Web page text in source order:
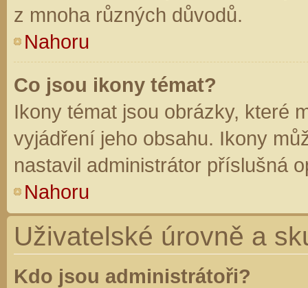
z mnoha různých důvodů.
Nahoru
Co jsou ikony témat?
Ikony témat jsou obrázky, které
vyjádření jeho obsahu. Ikony
nastavil administrátor příslušná
Nahoru
Uživatelské úrovně a
Kdo jsou administrátoři?